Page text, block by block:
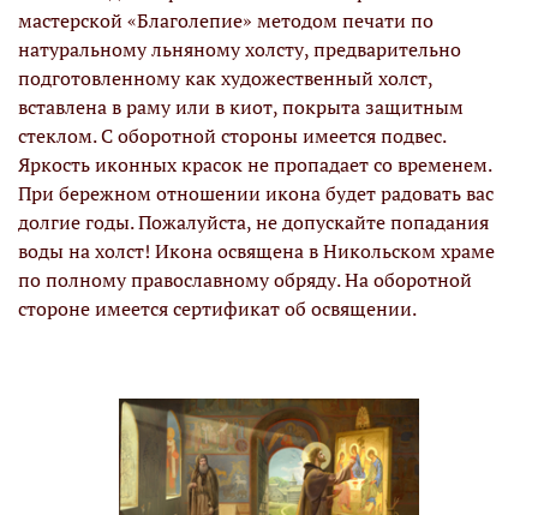
мастерской «Благолепие» методом печати по
натуральному льняному холсту, предварительно
подготовленному как художественный холст,
вставлена в раму или в киот, покрыта защитным
стеклом. С оборотной стороны имеется подвес.
Яркость иконных красок не пропадает со временем.
При бережном отношении икона будет радовать вас
долгие годы. Пожалуйста, не допускайте попадания
воды на холст! Икона освящена в Никольском храме
по полному православному обряду. На оборотной
стороне имеется сертификат об освящении.